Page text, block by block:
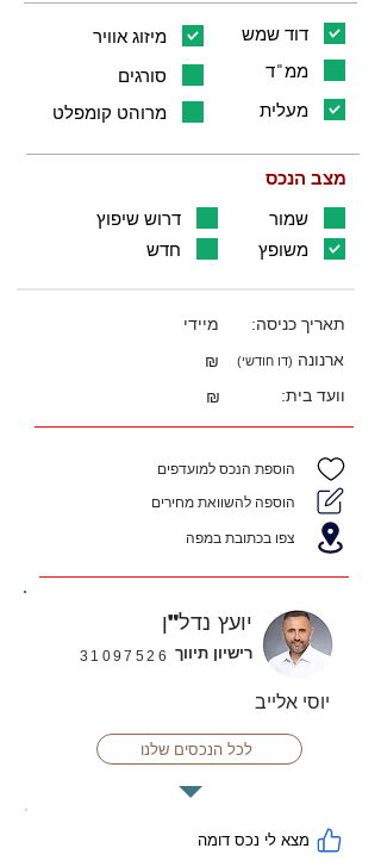
מיזוג אוויר
דוד שמש
סורגים
ממ"ד
מרוהט קומפלט
מעלית
מצב הנכס
דרוש שיפוץ
שמור
חדש
משופץ
מיידי
תאריך כניסה:
₪
ארנונה (דו חודשי)
₪ וועד בית:
הוספת הנכס למועדפים
הוספה להשוואת מחירים
צפו בכתובת במפה
יועץ נדל"ן
31097526 רישיון תיווך
יוסי אלייב
לכל הנכסים שלנו
מצא לי נכס דומה